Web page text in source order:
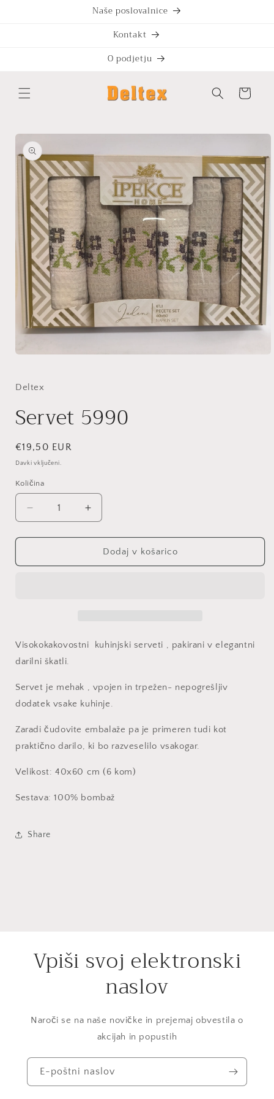
Naše poslovalnice
Kontakt
O podjetju
Košarica
na
informacije
o izdelku
odprite
načinu
Deltex
Servet 5990
Redna
cena
€19,50 EUR
Davki vključeni.
Količina
Količina
Pomanjšaš
količino
za
Servet
Povečaj
količino
za
izdelek
Servet
Dodaj v košarico
Visokokakovostni kuhinjski serveti , pakirani v elegantni
darilni škatli.
Servet je mehak , vpojen in trpežen- nepogrešljiv
dodatek vsake kuhinje.
Zaradi čudovite embalaže pa je primeren tudi kot
praktično darilo, ki bo razveselilo vsakogar.
Velikost: 40x60 cm (6 kom)
Sestava: 100% bombaž
Share
Vpiši svoj elektronski
naslov
Naroči se na naše novičke in prejemaj obvestila o
akcijah in popustih
E-poštni naslov